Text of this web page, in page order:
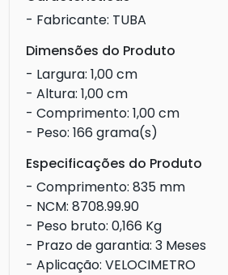
- Fabricante: TUBA
Dimensões do Produto
- Largura: 1,00 cm
- Altura: 1,00 cm
- Comprimento: 1,00 cm
- Peso: 166 grama(s)
Especificações do Produto
- Comprimento: 835 mm
- NCM: 8708.99.90
- Peso bruto: 0,166 Kg
- Prazo de garantia: 3 Meses
- Aplicação: VELOCIMETRO